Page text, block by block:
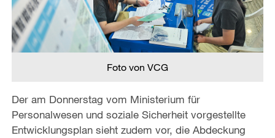
Foto von VCG
Der am Donnerstag vom Ministerium für
Personalwesen und soziale Sicherheit vorgestellte
Entwicklungsplan sieht zudem vor, die Abdeckung